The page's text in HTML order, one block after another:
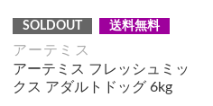
SOLDOUT 送料無料
アーテミス
アーテミス フレッシュミッ
クス アダルトドッグ 6kg